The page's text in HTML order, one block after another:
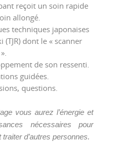
reçoit un soin rapide
allongé.
techniques japonaises
(TJR) dont le « scanner
de son ressenti.
guidées.
questions.
vous aurez l’énergie et
nécessaires pour
d’autres personnes.